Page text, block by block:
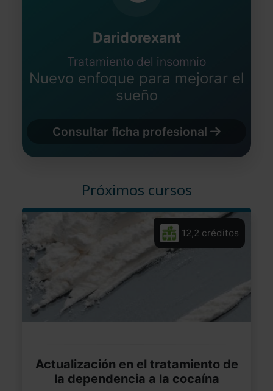
Daridorexant
Tratamiento del insomnio
Nuevo enfoque para mejorar el
sueño
Consultar ficha profesional
Próximos cursos
12,2 créditos
Actualización en el tratamiento de
la dependencia a la cocaína